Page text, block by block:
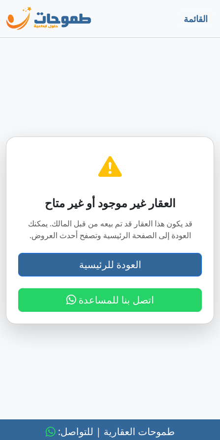
القائمة
العقار غير موجود أو غير متاح
قد يكون هذا العقار قد تم بيعه من قبل المالك. يمكنك
العودة إلى الصفحة الرئيسية وتصفح أحدث العروض.
العودة للرئيسية
اتصل بنا للمساعدة
طموحات العقارية | للتواصل: